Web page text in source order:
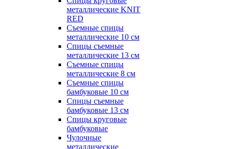
металлические KNIT
RED
Съемные спицы
металлические 10 см
Спицы съемные
металлические 13 см
Съемные спицы
металлические 8 см
Съемные спицы
бамбуковые 10 см
Спицы съемные
бамбуковые 13 см
Спицы круговые
бамбуковые
Чулочные
металлические